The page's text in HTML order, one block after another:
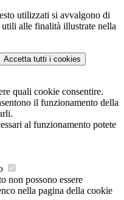
utilizzati si avvalgono di
alle finalità illustrate nella
Accetta tutti i cookies
quali cookie consentire.
il funzionamento della
al funzionamento potete
non possono essere
nella pagina della cookie